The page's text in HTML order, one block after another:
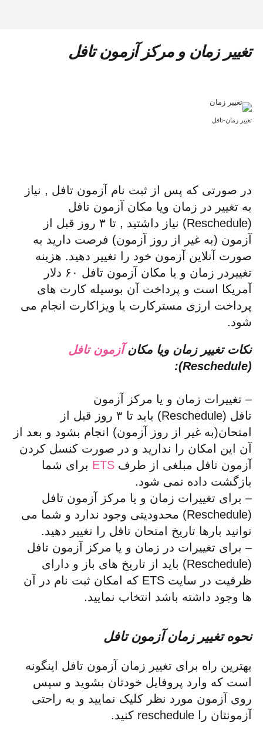
تغییر زمان و مرکز آزمون تافل
تغییر زمان-تافل
در صورتی که پس از ثبت نام آزمون تافل , نیاز
به تغییر در زمان ویا مکان آزمون تافل
(Reschedule) نیاز داشتید , تا ۳ روز قبل از
آزمون (به غیر از روز آزمون) فرصت دارید به
صورت آنلاین آزمون خود را تغییر دهید. هزینه
تغییردر زمان و یا مکان آزمون تافل ۶۰ دلار
آمریکا است و پرداخت آن بوسیله کارت های
پرداخت ارزی مسترکارت یا ویزاکارت انجام می
شود.
نکات تغییر زمان ویا مکان آزمون تافل
(Reschedule):
– تغییرات زمان و یا مرکز آزمون
تافل (Reschedule) باید تا ۳ روز قبل از
امتحان(به غیر از روز آزمون) انجام بشود و بعد از
آن این امکان را ندارید و در صورت کنسل کردن
آزمون تافل مبلغی از طرفETS برای شما
بازگشت داده نمی شود.
– برای تغییرات زمان و یا مرکز آزمون تافل
(Reschedule) محدودیتی وجود ندارد و شما می
توانید بارها تاریخ امتحان تافل را تغییر دهید.
– برای تغییرات در زمان و یا مرکز آزمون تافل
(Reschedule) باید از تاریخ های باز و دارای
ظرفیت در سایت ETS که امکان ثبت نام در آن
ها وجود داشته باشد انتخاب نمایید.
نحوه تغییر زمان آزمون تافل
بهترین راه برای تغییر زمان آزمون تافل اینگونه
است که وارد پروفایل خودتان بشوید و سپس
روی آزمون مورد نظر کلیک نمایید و به راحتی
آزمونتان را reschedule کنید.